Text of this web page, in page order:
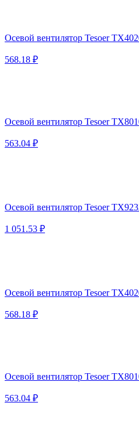
Осевой вентилятор Tesoer
568.18 ₽
Осевой вентилятор Tesoer
563.04 ₽
Осевой вентилятор Tesoer
1 051.53 ₽
Осевой вентилятор Tesoer
568.18 ₽
Осевой вентилятор Tesoer
563.04 ₽